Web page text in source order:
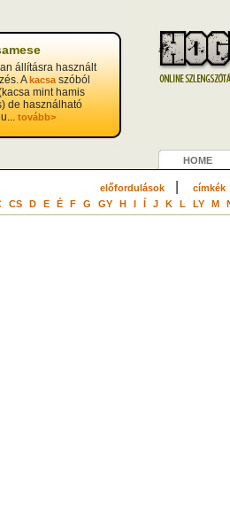
állításra használt
Akacsaszóból
mint hamis
de használható
tovább>
HOME
előfordulások| címkék
CS D E É F G GY H I Í J K L LY M